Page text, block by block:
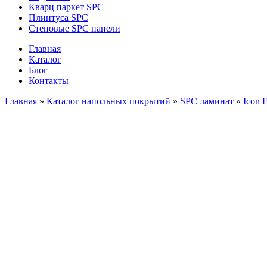
Кварц паркет SPC
Плинтуса SPC
Стеновые SPC панели
Главная
Каталог
Блог
Контакты
Главная » Каталог напольных покрытий » SPC ламинат » Icon